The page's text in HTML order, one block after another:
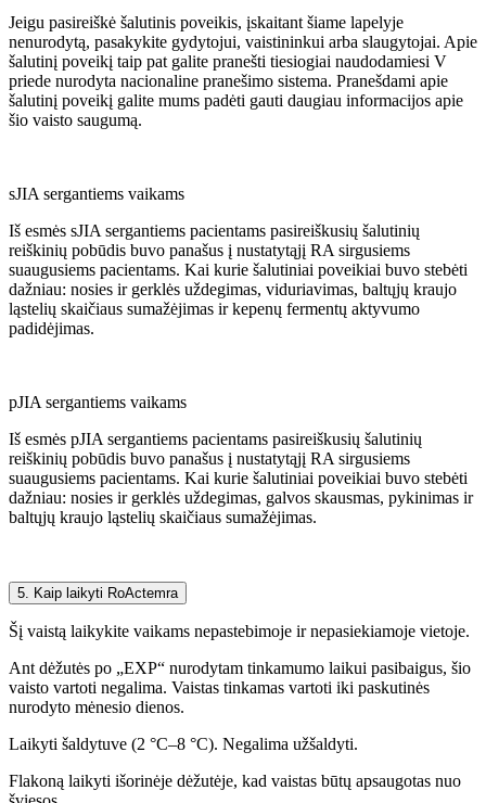
Jeigu pasireiškė šalutinis poveikis, įskaitant šiame lapelyje
nenurodytą, pasakykite gydytojui, vaistininkui arba slaugytojai. Apie
šalutinį poveikį taip pat galite pranešti tiesiogiai naudodamiesi V
priede nurodyta nacionaline pranešimo sistema. Pranešdami apie
šalutinį poveikį galite mums padėti gauti daugiau informacijos apie
šio vaisto saugumą.
sJIA sergantiems vaikams
Iš esmės sJIA sergantiems pacientams pasireiškusių šalutinių
reiškinių pobūdis buvo panašus į nustatytąjį RA sirgusiems
suaugusiems pacientams. Kai kurie šalutiniai poveikiai buvo stebėti
dažniau: nosies ir gerklės uždegimas, viduriavimas, baltųjų kraujo
ląstelių skaičiaus sumažėjimas ir kepenų fermentų aktyvumo
padidėjimas.
pJIA sergantiems vaikams
Iš esmės pJIA sergantiems pacientams pasireiškusių šalutinių
reiškinių pobūdis buvo panašus į nustatytąjį RA sirgusiems
suaugusiems pacientams. Kai kurie šalutiniai poveikiai buvo stebėti
dažniau: nosies ir gerklės uždegimas, galvos skausmas, pykinimas ir
baltųjų kraujo ląstelių skaičiaus sumažėjimas.
5. Kaip laikyti RoActemra
Šį vaistą laikykite vaikams nepastebimoje ir nepasiekiamoje vietoje.
Ant dėžutės po „EXP“ nurodytam tinkamumo laikui pasibaigus, šio
vaisto vartoti negalima. Vaistas tinkamas vartoti iki paskutinės
nurodyto mėnesio dienos.
Laikyti šaldytuve (2 °C–8 °C). Negalima užšaldyti.
Flakoną laikyti išorinėje dėžutėje, kad vaistas būtų apsaugotas nuo